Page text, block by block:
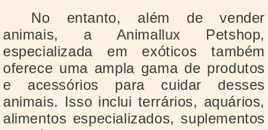
No entanto, além de vender
animais, a Animallux Petshop,
especializada em exóticos também
oferece uma ampla gama de produtos
e acessórios para cuidar desses
animais. Isso inclui terrários, aquários,
alimentos especializados, suplementos